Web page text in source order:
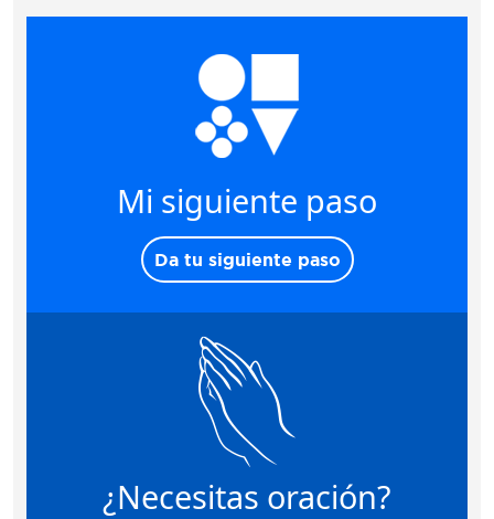
Mi siguiente paso
Da tu siguiente paso
¿Necesitas oración?